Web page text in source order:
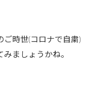
ご時世(コロナで自粛)
ましょうかね。